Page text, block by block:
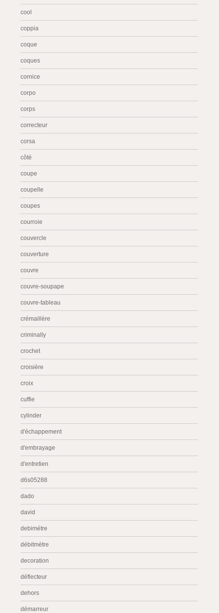
cool
coppia
coque
coques
cornice
corpo
corps
correcteur
corsa
côté
coupe
coupelle
coupes
courroie
couvercle
couverture
couvre
couvre-soupape
couvre-tableau
crémaillère
criminally
crochet
croisière
croix
cuffie
cylinder
d'échappement
d'embrayage
d'entretien
d6s05288
dado
david
debimétre
débitmètre
decoration
déflecteur
dehors
démarreur